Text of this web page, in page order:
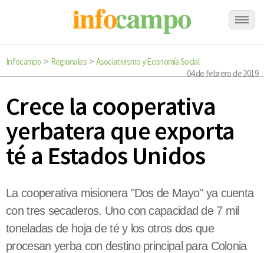
Infocampo > Regionales > Asociativismo y Economía Social
04 de febrero de 2019
Crece la cooperativa
yerbatera que exporta
té a Estados Unidos
La cooperativa misionera "Dos de Mayo" ya cuenta
con tres secaderos. Uno con capacidad de 7 mil
toneladas de hoja de té y los otros dos que
procesan yerba con destino principal para Colonia